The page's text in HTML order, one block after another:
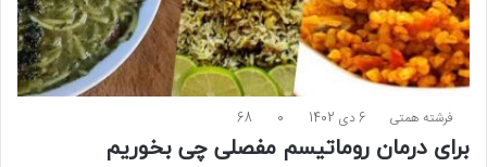
فرشته همتی 6 دی 1402 0
68
برای درمان روماتیسم مفصلی چی بخوریم